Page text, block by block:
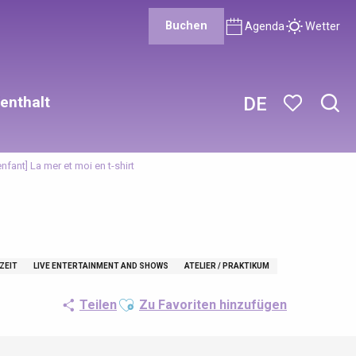
DE
Buchen Agenda Wetter
La mer et moi en t-shirt
LIVE ENTERTAINMENT AND SHOWS ATELIER / PRAKTIKUM
TeilenAjouter aux favoris
Zu Favoriten hinzufügen